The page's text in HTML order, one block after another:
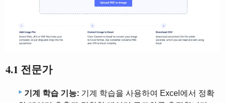
4.1 전문가
기계 학습 기능: 기계 학습을 사용하여 Excel에서 정확